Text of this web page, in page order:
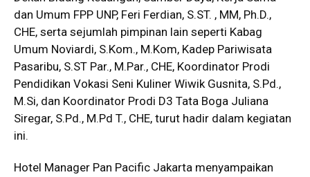
dan Umum FPP UNP, Feri Ferdian, S.ST. , MM, Ph.D.,
CHE, serta sejumlah pimpinan lain seperti Kabag
Umum Noviardi, S.Kom., M.Kom, Kadep Pariwisata
Pasaribu, S.ST Par., M.Par., CHE, Koordinator Prodi
Pendidikan Vokasi Seni Kuliner Wiwik Gusnita, S.Pd.,
M.Si, dan Koordinator Prodi D3 Tata Boga Juliana
Siregar, S.Pd., M.Pd T., CHE, turut hadir dalam kegiatan
ini.
Hotel Manager Pan Pacific Jakarta menyampaikan